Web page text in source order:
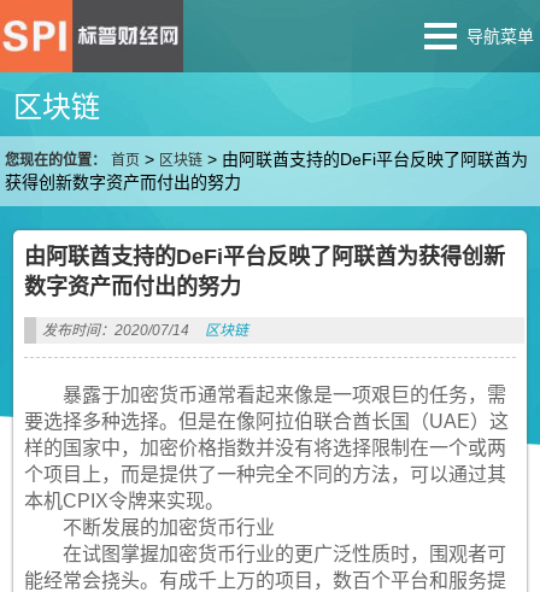
导航菜单
区块链
您现在的位置： 首页 > 区块链 > 由阿联酋支持的DeFi平台反映了阿联酋为
获得创新数字资产而付出的努力
由阿联酋支持的DeFi平台反映了阿联酋为获得创新
数字资产而付出的努力
发布时间：2020/07/14 区块链
暴露于加密货币通常看起来像是一项艰巨的任务，需
要选择多种选择。但是在像阿拉伯联合酋长国（UAE）这
样的国家中，加密价格指数并没有将选择限制在一个或两
个项目上，而是提供了一种完全不同的方法，可以通过其
本机CPIX令牌来实现。
不断发展的加密货币行业
在试图掌握加密货币行业的更广泛性质时，围观者可
能经常会挠头。有成千上万的项目，数百个平台和服务提